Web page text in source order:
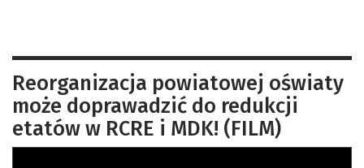
Reorganizacja powiatowej oświaty
może doprawadzić do redukcji
etatów w RCRE i MDK! (FILM)